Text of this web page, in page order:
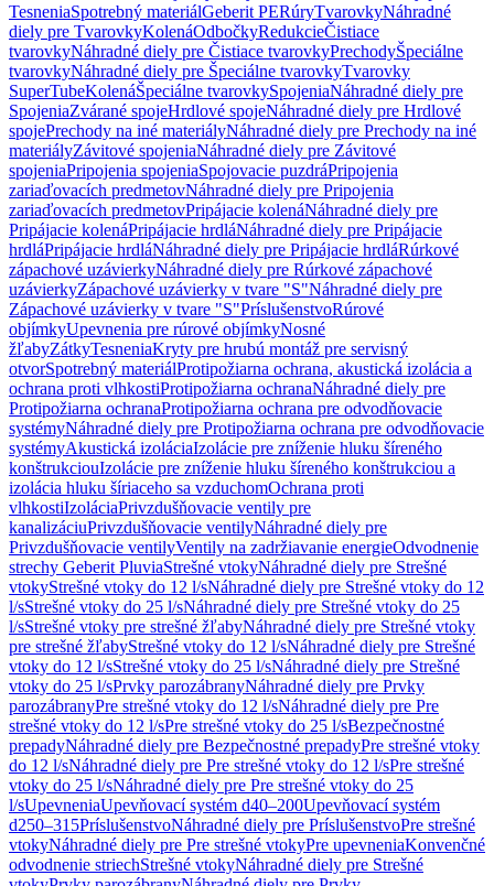
TesneniaSpotrebný materiálGeberit PERúryTvarovkyNáhradné
diely pre TvarovkyKolenáOdbočkyRedukcieČistiace
tvarovkyNáhradné diely pre Čistiace tvarovkyPrechodyŠpeciálne
tvarovkyNáhradné diely pre Špeciálne tvarovkyTvarovky
SuperTubeKolenáŠpeciálne tvarovkySpojeniaNáhradné diely pre
SpojeniaZvárané spojeHrdlové spojeNáhradné diely pre Hrdlové
spojePrechody na iné materiályNáhradné diely pre Prechody na iné
materiályZávitové spojeniaNáhradné diely pre Závitové
spojeniaPripojenia spojeniaSpojovacie puzdráPripojenia
zariaďovacích predmetovNáhradné diely pre Pripojenia
zariaďovacích predmetovPripájacie kolenáNáhradné diely pre
Pripájacie kolenáPripájacie hrdláNáhradné diely pre Pripájacie
hrdláPripájacie hrdláNáhradné diely pre Pripájacie hrdláRúrkové
zápachové uzávierkyNáhradné diely pre Rúrkové zápachové
uzávierkyZápachové uzávierky v tvare "S"Náhradné diely pre
Zápachové uzávierky v tvare "S"PríslušenstvoRúrové
objímkyUpevnenia pre rúrové objímkyNosné
žľabyZátkyTesneniaKryty pre hrubú montáž pre servisný
otvorSpotrebný materiálProtipožiarna ochrana, akustická izolácia a
ochrana proti vlhkostiProtipožiarna ochranaNáhradné diely pre
Protipožiarna ochranaProtipožiarna ochrana pre odvodňovacie
systémyNáhradné diely pre Protipožiarna ochrana pre odvodňovacie
systémyAkustická izoláciaIzolácie pre zníženie hluku šíreného
konštrukciouIzolácie pre zníženie hluku šíreného konštrukciou a
izolácia hluku šíriaceho sa vzduchomOchrana proti
vlhkostiIzoláciaPrivzdušňovacie ventily pre
kanalizáciuPrivzdušňovacie ventilyNáhradné diely pre
Privzdušňovacie ventilyVentily na zadržiavanie energieOdvodnenie
strechy Geberit PluviaStrešné vtokyNáhradné diely pre Strešné
vtokyStrešné vtoky do 12 l/sNáhradné diely pre Strešné vtoky do 12
l/sStrešné vtoky do 25 l/sNáhradné diely pre Strešné vtoky do 25
l/sStrešné vtoky pre strešné žľabyNáhradné diely pre Strešné vtoky
pre strešné žľabyStrešné vtoky do 12 l/sNáhradné diely pre Strešné
vtoky do 12 l/sStrešné vtoky do 25 l/sNáhradné diely pre Strešné
vtoky do 25 l/sPrvky parozábranyNáhradné diely pre Prvky
parozábranyPre strešné vtoky do 12 l/sNáhradné diely pre Pre
strešné vtoky do 12 l/sPre strešné vtoky do 25 l/sBezpečnostné
prepadyNáhradné diely pre Bezpečnostné prepadyPre strešné vtoky
do 12 l/sNáhradné diely pre Pre strešné vtoky do 12 l/sPre strešné
vtoky do 25 l/sNáhradné diely pre Pre strešné vtoky do 25
l/sUpevneniaUpevňovací systém d40–200Upevňovací systém
d250–315PríslušenstvoNáhradné diely pre PríslušenstvoPre strešné
vtokyNáhradné diely pre Pre strešné vtokyPre upevneniaKonvenčné
odvodnenie striechStrešné vtokyNáhradné diely pre Strešné